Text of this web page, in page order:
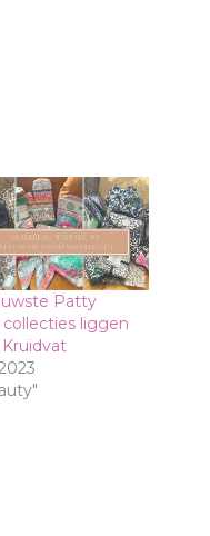
Patty
collecties liggen